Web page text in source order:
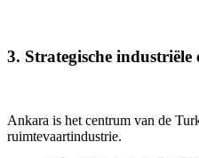
3. Strategische industriële
Ankara is het centrum van de
ruimtevaartindustrie.